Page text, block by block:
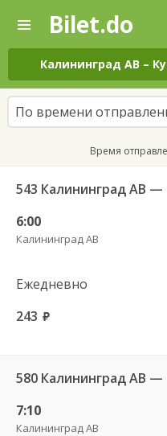
—
Поиск
и
покупка
билетов
на
автобус
онлайн
Bilet.do
Калининград АВ –
По времени
Время
6:00
Калининград АВ
Ежедневно
243 руб.
7:10
Калининград АВ